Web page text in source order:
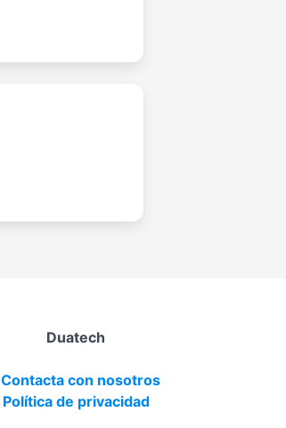
Duatech
Contacta con nosotros
Política de privacidad